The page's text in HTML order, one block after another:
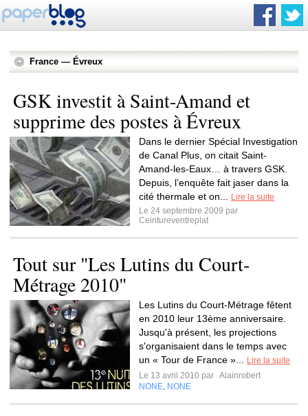
France — Évreux
GSK investit à Saint-Amand et
supprime des postes à Évreux
Dans le dernier Spécial Investigation
de Canal Plus, on citait Saint-
Amand-les-Eaux… à travers GSK.
Depuis, l’enquête fait jaser dans la
cité thermale et on...
Lire la suite
Le 24 septembre 2009 par
Ceintureventreplat
Tout sur "Les Lutins du Court-
Métrage 2010"
Les Lutins du Court-Métrage fêtent
en 2010 leur 13ème anniversaire.
Jusqu'à présent, les projections
s'organisaient dans le temps avec
un « Tour de France »...
Lire la suite
Le 13 avril 2010 par Alainrobert
NONE NONE